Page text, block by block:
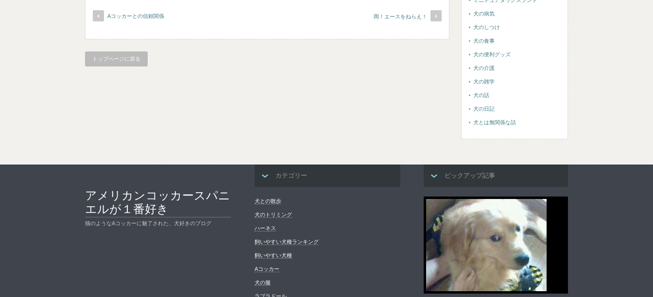
Aコッカーとの信頼関係 岡！エースをねらえ！
トップページに戻る
犬の病気
犬のしつけ
犬の食事
犬の便利グッズ
犬の介護
犬の雑学
犬の話
犬の日記
犬とは無関係な話
カテゴリー
犬との散歩
犬のトリミング
ハーネス
飼いやすい犬種ランキング
飼いやすい犬種
Aコッカー
犬の服
ラブラドール
ピックアップ記事
アメリカンコッカースパニ
エルが１番好き
猫のようなAコッカーに魅了された、犬好きのブログ